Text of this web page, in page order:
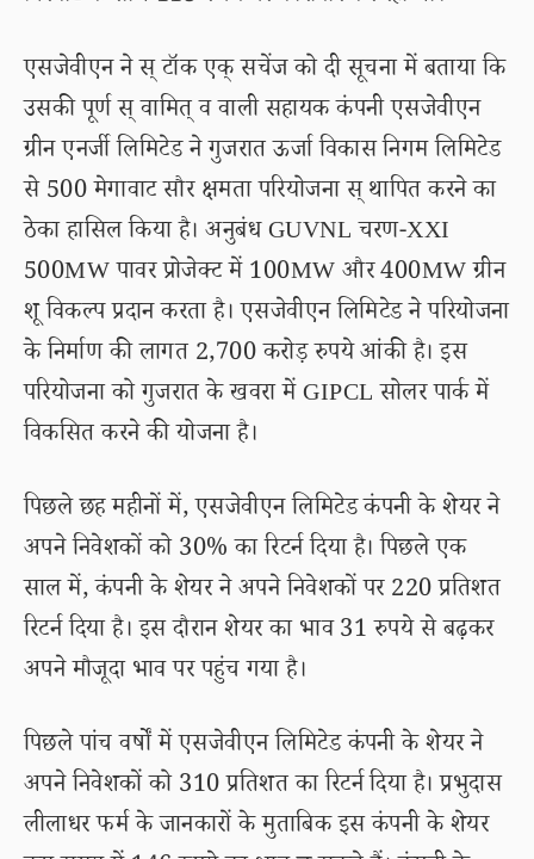
एसजेवीएन ने स् टॉक एक् सचेंज को दी सूचना में बताया कि
उसकी पूर्ण स् वामित् व वाली सहायक कंपनी एसजेवीएन
ग्रीन एनर्जी लिमिटेड ने गुजरात ऊर्जा विकास निगम लिमिटेड
से 500 मेगावाट सौर क्षमता परियोजना स् थापित करने का
ठेका हासिल किया है। अनुबंध GUVNL चरण-XXI
500MW पावर प्रोजेक्ट में 100MW और 400MW ग्रीन
शू विकल्प प्रदान करता है। एसजेवीएन लिमिटेड ने परियोजना
के निर्माण की लागत 2,700 करोड़ रुपये आंकी है। इस
परियोजना को गुजरात के खवरा में GIPCL सोलर पार्क में
विकसित करने की योजना है।
पिछले छह महीनों में, एसजेवीएन लिमिटेड कंपनी के शेयर ने
अपने निवेशकों को 30% का रिटर्न दिया है। पिछले एक
साल में, कंपनी के शेयर ने अपने निवेशकों पर 220 प्रतिशत
रिटर्न दिया है। इस दौरान शेयर का भाव 31 रुपये से बढ़कर
अपने मौजूदा भाव पर पहुंच गया है।
पिछले पांच वर्षों में एसजेवीएन लिमिटेड कंपनी के शेयर ने
अपने निवेशकों को 310 प्रतिशत का रिटर्न दिया है। प्रभुदास
लीलाधर फर्म के जानकारों के मुताबिक इस कंपनी के शेयर